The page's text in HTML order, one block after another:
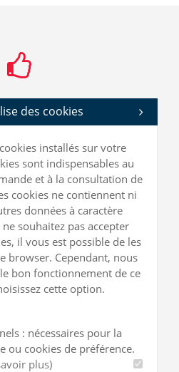
des cookies
installés sur votre
sont indispensables au
et à la consultation de
cookies ne contiennent ni
données à caractère
souhaitez pas accepter
il vous est possible de les
browser. Cependant, nous
bon fonctionnement de ce
cette option.
: nécessaires pour la
ou cookies de préférence.
plus)